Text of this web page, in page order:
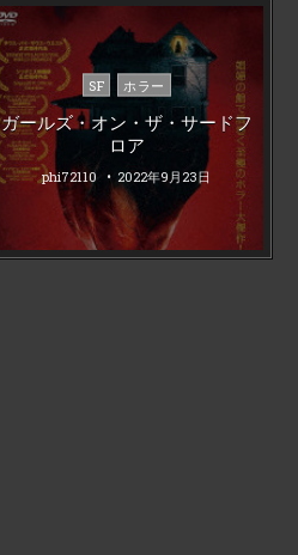
Posted
in
SF ホラー
ガールズ・オン・ザ・サードフ
ロア
phi72110 2022年9月23日